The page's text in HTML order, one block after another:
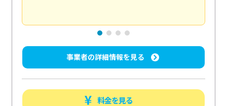
事業者の詳細情報を見る
料金を見る